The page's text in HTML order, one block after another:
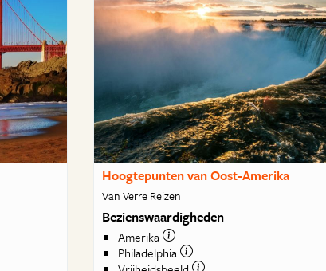
Hoogtepunten van Oost-Amerika
Van Verre Reizen
Bezienswaardigheden
Amerika
Philadelphia